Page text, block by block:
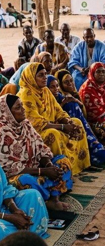
terrain